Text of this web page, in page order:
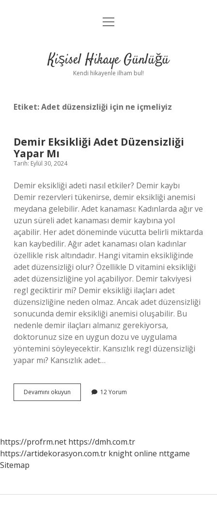
Anasayfa
Yasal Uyarı
menüyü
Kişisel Hikaye Günlüğü
Kendi hikayenle ilham bul!
Etiket:Adet düzensizliği için ne içmeliyiz
Demir Eksikliği Adet Düzensizliği
Yapar Mı
Tarih: Eylül 30, 2024
Demir eksikliği adeti nasıl etkiler? Demir kaybı
Demir rezervleri tükenirse, demir eksikliği anemisi
meydana gelebilir. Adet kanaması: Kadınlarda ağır ve
uzun süreli adet kanaması demir kaybına yol
açabilir. Her adet döneminde vücutta belirli miktarda
kan kaybedilir. Ağır adet kanaması olan kadınlar
özellikle risk altındadır. Hangi vitamin eksikliğinde
adet düzensizliği olur? Özellikle D vitamini eksikliği
adet düzensizliğine yol açabiliyor. Demir takviyesi
regl geciktirir mi? Demir eksikliği ilaçları adet
düzensizliğine neden olmaz. Ancak adet düzensizliği
sonucunda demir eksikliği anemisi oluşabilir. Bu
nedenle demir ilaçları almanız gerekiyorsa,
doktorunuz size en uygun dozu ve uygulama
yöntemini söyleyecektir. Kansızlık regl düzensizliği
yapar mı? Kansızlık adet…
Devamını okuyun
Eksikliği
12 Yorum
https://profrm.net https://dmh.com.tr
https://artidekorasyon.com.tr knight online nttgame
Sitemap